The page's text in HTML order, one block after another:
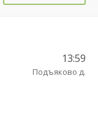
13:59
Подъяково д.